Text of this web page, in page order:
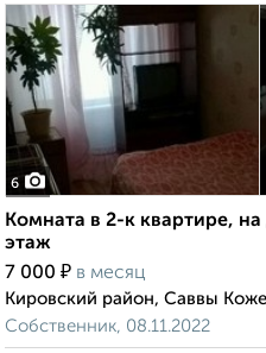
6
Комната в 2-к квартире,
этаж
7 000 ₽ в месяц
Кировский район, Саввы
Собственник, 08.11.2022